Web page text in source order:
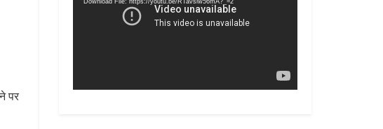
पर